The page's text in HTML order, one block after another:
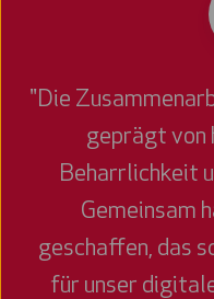
"Die
geprägt von
Beharrlichkeit
Gemeinsam
geschaffen, das
für unser